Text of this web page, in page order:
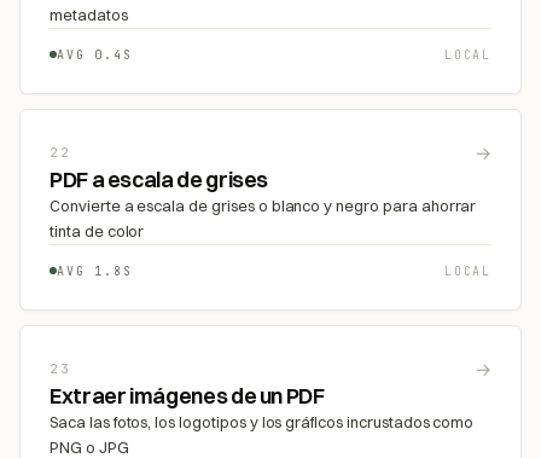
metadatos
AVG 0.4S LOCAL
22 →
PDF a escala de grises
Convierte a escala de grises o blanco y negro para ahorrar
tinta de color
AVG 1.8S LOCAL
23 →
Extraer imágenes de un PDF
Saca las fotos, los logotipos y los gráficos incrustados como
PNG o JPG